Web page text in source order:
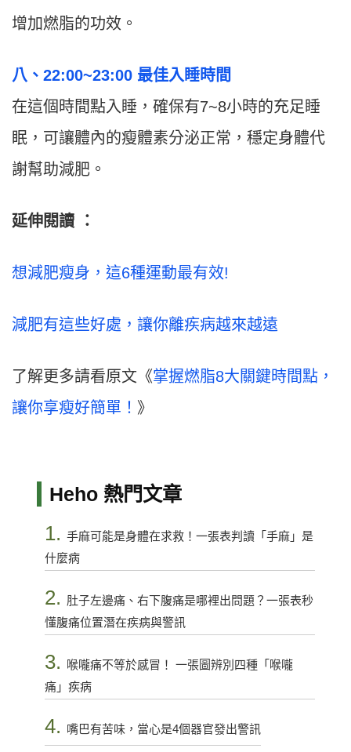
增加燃脂的功效。
八、22:00~23:00 最佳入睡時間
在這個時間點入睡，確保有7~8小時的充足睡
眠，可讓體內的瘦體素分泌正常，穩定身體代
謝幫助減肥。
延伸閱讀 ：
想減肥瘦身，這6種運動最有效!
減肥有這些好處，讓你離疾病越來越遠
了解更多請看原文《掌握燃脂8大關鍵時間點，
讓你享瘦好簡單！ 》
Heho 熱門文章
1. 手麻可能是身體在求救！一張表判讀「手麻」是
什麼病
2. 肚子左邊痛、右下腹痛是哪裡出問題？一張表秒
懂腹痛位置潛在疾病與警訊
3.
喉嚨痛不等於感冒！ 一張圖辨別四種「喉嚨
痛」疾病
4. 嘴巴有苦味，當心是4個器官發出警訊